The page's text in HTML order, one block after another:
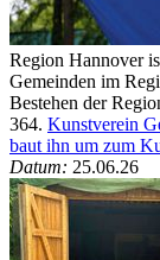
Region Hannover
Gemeinden im
Bestehen der
364. Kunstverein
baut ihn um zum
Datum: 25.06.26